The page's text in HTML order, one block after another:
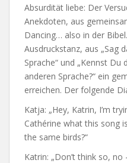
Absurdität liebe: Der
Anekdoten, aus
Dancing… also in der
Ausdruckstanz, aus „Sag
Sprache“ und „Kennst
anderen Sprache?“ ein
erreichen. Der folgende
Katja: „Hey, Katrin, I’m
Cathérine what this song
the same birds?“
Katrin: „Don’t think so,